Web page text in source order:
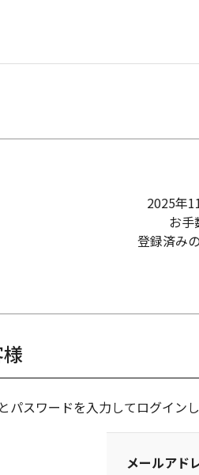
2025年
お手
登録済み
パスワードを入力してログインし
メールアド